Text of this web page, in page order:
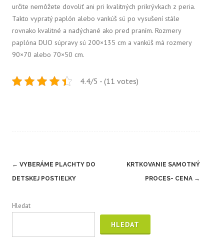
určite nemôžete dovoliť ani pri kvalitných prikrývkach z peria.
Takto vypratý paplón alebo vankúš sú po vysušení stále
rovnako kvalitné a nadýchané ako pred praním. Rozmery
paplóna DUO súpravy sú 200×135 cm a vankúš má rozmery
90×70 alebo 70×50 cm.
4.4/5 - (11 votes)
Post
navigation
← VYBERÁME PLACHTY DO
DETSKEJ POSTIEĽKY
KRTKOVANIE SAMOTNÝ
PROCES- CENA →
Hledat
HLEDAT